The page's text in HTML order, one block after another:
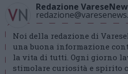
Redazione
Noi della redazione di
una buona informazione
la vita di tutti. Ogni giorno
stimolare curiosità e spirito